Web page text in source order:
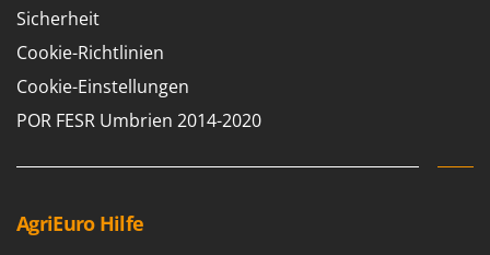
Sicherheit
Cookie-Richtlinien
Cookie-Einstellungen
POR FESR Umbrien 2014-2020
AgriEuro Hilfe